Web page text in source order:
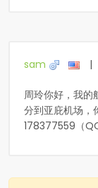
sam |
周玲你好，我的
分到亚庇机场，
178377559（